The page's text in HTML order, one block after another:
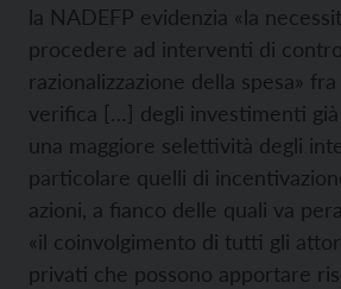
la NADEFP evidenzia «la
procedere ad interventi di
razionalizzazione della spesa» fra
verifica […] degli investimenti già
una maggiore selettività degli
particolare quelli di
azioni, a fianco delle quali va
«il coinvolgimento di tutti gli
privati che possono apportare